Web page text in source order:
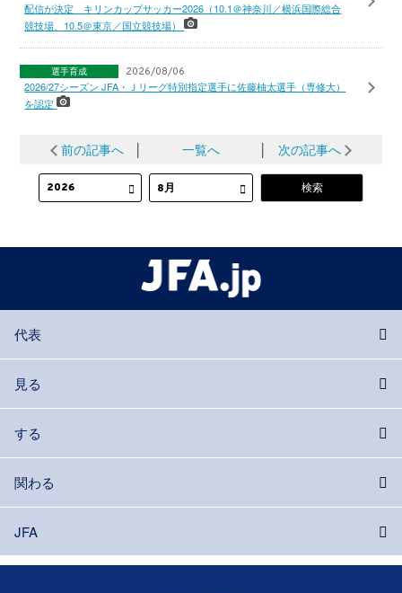
配信が決定 キリンカップサッカー2026（10.1＠神奈川／横浜国際総合
競技場、10.5＠東京／国立競技場）
選手育成 2026/08/06
2026/27シーズン JFA・Ｊリーグ特別指定選手に佐藤柚太選手（専修大）
を認定
前の記事へ 一覧へ 次の記事へ
代表
見る
する
関わる
JFA